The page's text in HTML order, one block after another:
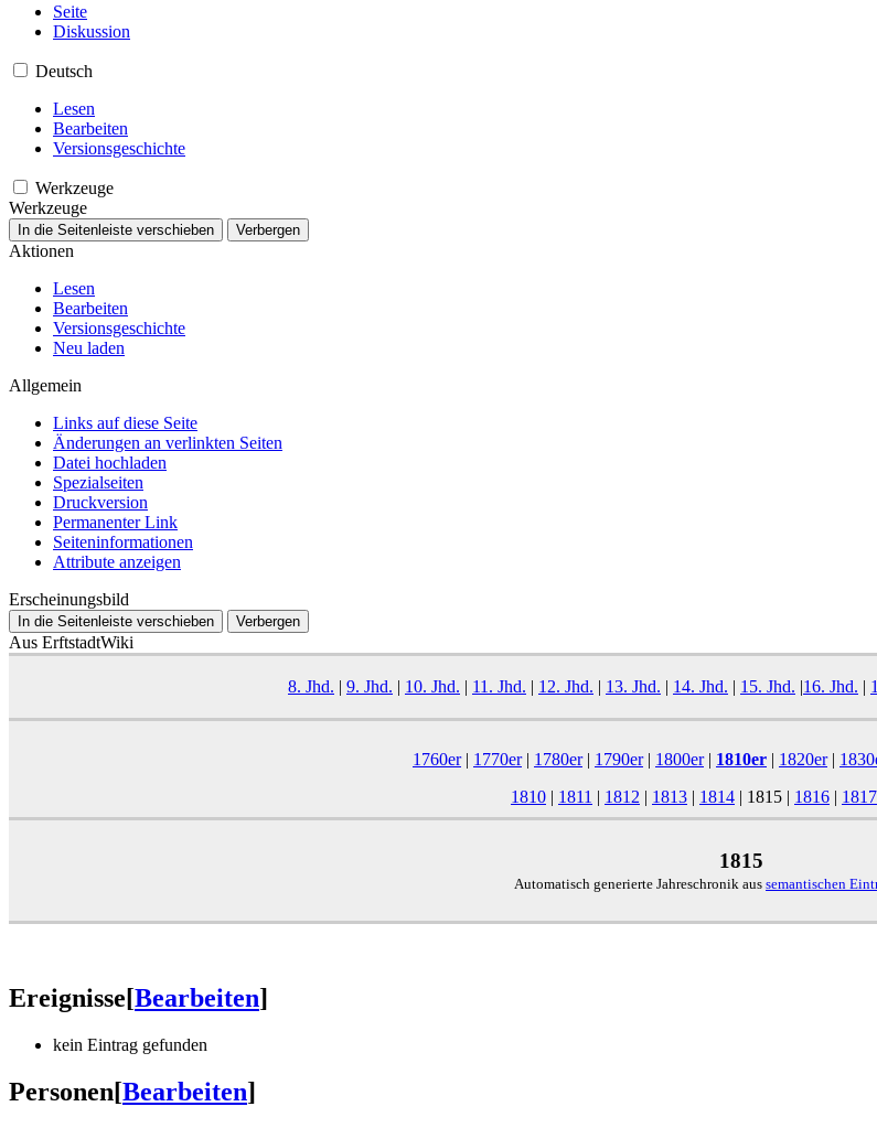
Seite
Diskussion
Deutsch
Lesen
Bearbeiten
Versionsgeschichte
Werkzeuge
Werkzeuge
In die Seitenleiste verschieben Verbergen
Aktionen
Lesen
Bearbeiten
Versionsgeschichte
Neu laden
Allgemein
Links auf diese Seite
Änderungen an verlinkten Seiten
Datei hochladen
Spezialseiten
Druckversion
Permanenter Link
Seiten­­informationen
Attribute anzeigen
Erscheinungsbild
In die Seitenleiste verschieben Verbergen
Aus ErftstadtWiki
8. Jhd. | 9. Jhd. | 10. Jhd. | 11. Jhd. | 12. Jhd. | 13. Jhd. | 14. Jhd. | 15. Jhd. |16. Jhd. |
1760er| 1770er| 1780er| 1790er| 1800er| 1810er | 1820er|
1810 | 1811 | 1812 | 1813 | 1814 | 1815 | 1816 | 1817
1815
Automatisch generierte Jahreschronik aus semantischen
Ereignisse[Bearbeiten]
kein Eintrag gefunden
Personen[Bearbeiten]